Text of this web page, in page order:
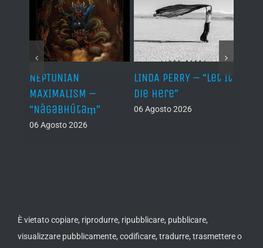
NEPTUNIAN
MAXIMALISM –
“Nāgabhūtaṃ”
06 Agosto 2026
LINDA PERRY – “Let It
Die Here”
06 Agosto 2026
È vietato copiare, riprodurre, ripubblicare, pubblicare,
visualizzare pubblicamente, codificare, tradurre, trasmettere o